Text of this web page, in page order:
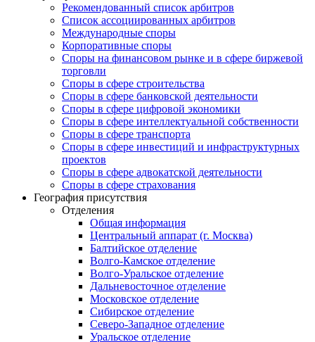
Рекомендованный список арбитров
Список ассоциированных арбитров
Международные споры
Корпоративные споры
Споры на финансовом рынке и в сфере биржевой
торговли
Споры в сфере строительства
Споры в сфере банковской деятельности
Споры в сфере цифровой экономики
Споры в сфере интеллектуальной собственности
Споры в сфере транспорта
Cпоры в сфере инвестиций и инфраструктурных
проектов
Споры в сфере адвокатской деятельности
Споры в сфере страхования
География присутствия
Отделения
Общая информация
Центральный аппарат (г. Москва)
Балтийское отделение
Волго-Камское отделение
Волго-Уральское отделение
Дальневосточное отделение
Московское отделение
Сибирское отделение
Северо-Западное отделение
Уральское отделение